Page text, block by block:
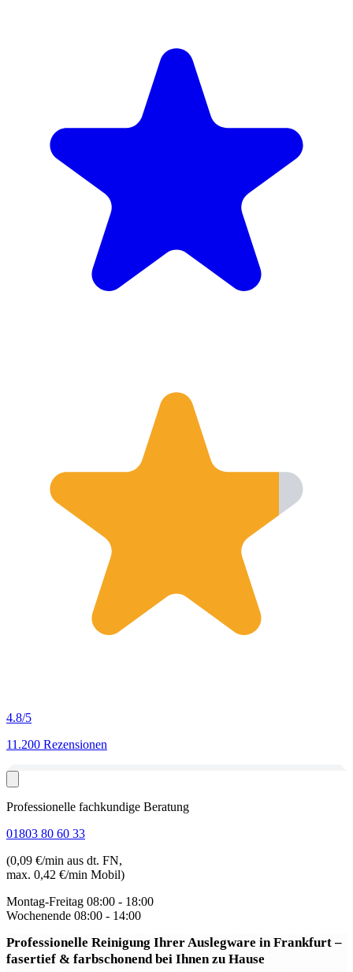
4.8/5
11.200 Rezensionen
Professionelle fachkundige Beratung
01803 80 60 33
(0,09 €/min aus dt. FN,
max. 0,42 €/min Mobil)
Montag-Freitag 08:00 - 18:00
Wochenende 08:00 - 14:00
Professionelle Reinigung Ihrer Auslegware in Frankfurt–
fasertief & farbschonend bei Ihnen zu Hause